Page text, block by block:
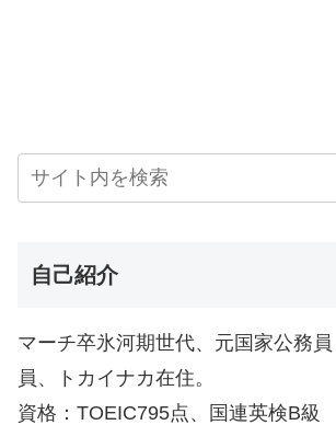
自己紹介
マーチ卒氷河期世代、元国家公務
員、トカイナカ在住。
資格：TOEIC795点、国連英検B級